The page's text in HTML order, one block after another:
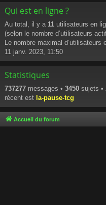
Qui est en ligne ?
Au total, il y a 11 utilisateurs en
(selon le nombre d’utilisateurs
Le nombre maximal
11 janv. 2023, 11:50
Statistiques
737277 messages • 3450 sujets •
récent est la-pause-tcg
Accueil du forum